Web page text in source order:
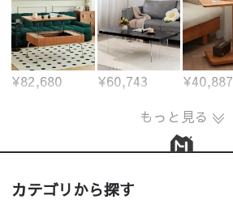
¥82,680 ¥60,743 ¥40,887
もっと見る
カテゴリから探す